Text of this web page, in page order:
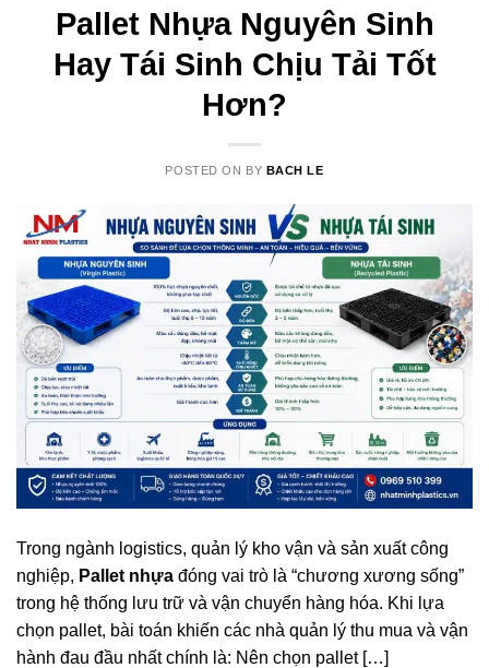
Pallet Nhựa Nguyên Sinh
Hay Tái Sinh Chịu Tải Tốt
Hơn?
POSTED ON BY BACH LE
Trong ngành logistics, quản lý kho vận và sản xuất công
nghiệp, Pallet nhựa đóng vai trò là “chương xương sống”
trong hệ thống lưu trữ và vận chuyển hàng hóa. Khi lựa
chọn pallet, bài toán khiến các nhà quản lý thu mua và vận
hành đau đầu nhất chính là: Nên chọn pallet […]